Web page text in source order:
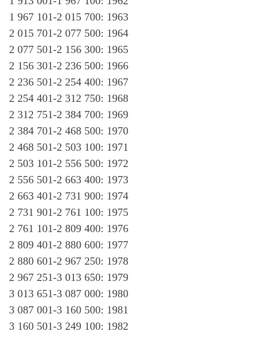
1 967 101-2 015 700: 1963
2 015 701-2 077 500: 1964
2 077 501-2 156 300: 1965
2 156 301-2 236 500: 1966
2 236 501-2 254 400: 1967
2 254 401-2 312 750: 1968
2 312 751-2 384 700: 1969
2 384 701-2 468 500: 1970
2 468 501-2 503 100: 1971
2 503 101-2 556 500: 1972
2 556 501-2 663 400: 1973
2 663 401-2 731 900: 1974
2 731 901-2 761 100: 1975
2 761 101-2 809 400: 1976
2 809 401-2 880 600: 1977
2 880 601-2 967 250: 1978
2 967 251-3 013 650: 1979
3 013 651-3 087 000: 1980
3 087 001-3 160 500: 1981
3 160 501-3 249 100: 1982